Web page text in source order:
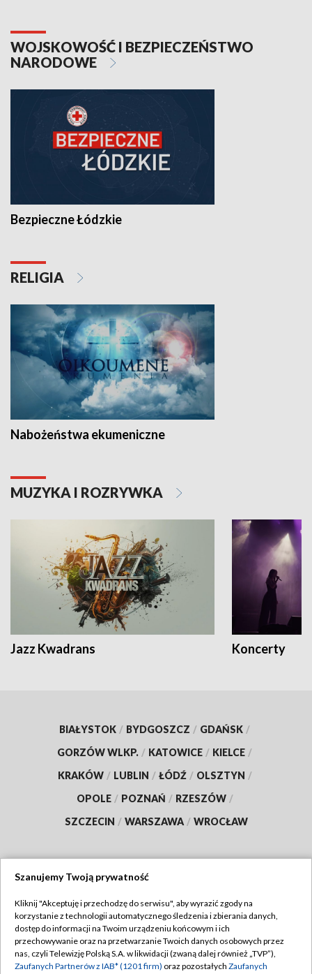
WOJSKOWOŚĆ I BEZPIECZEŃSTWO
NARODOWE
Bezpieczne Łódzkie
RELIGIA
Nabożeństwa ekumeniczne
MUZYKA I ROZRYWKA
Jazz Kwadrans Koncerty
BIAŁYSTOK / BYDGOSZCZ / GDAŃSK /
GORZÓW WLKP. / KATOWICE / KIELCE /
KRAKÓW / LUBLIN / ŁÓDŹ / OLSZTYN /
OPOLE / POZNAŃ / RZESZÓW /
SZCZECIN / WARSZAWA / WROCŁAW
TVP
Abonament TVP
Emisja w TVP
Regulamin TVP
Polityka prywatności
Szanujemy Twoją prywatność
Kliknij "Akceptuję i przechodzę do serwisu", aby wyrazić zgody na
korzystanie z technologii automatycznego śledzenia i zbierania danych,
dostęp do informacji na Twoim urządzeniu końcowym i ich
przechowywanie oraz na przetwarzanie Twoich danych osobowych przez
nas, czyli Telewizję Polską S.A. w likwidacji (zwaną dalej również „TVP”),
Zaufanych Partnerów z IAB* (1201 firm) oraz pozostałych Zaufanych